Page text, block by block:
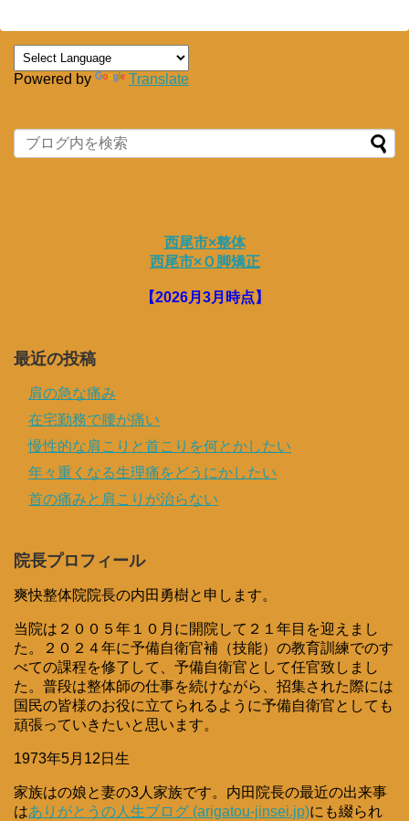
Powered by Translate
西尾市×整体
西尾市×Ｏ脚矯正
【2026月3月時点】
最近の投稿
肩の急な痛み
在宅勤務で腰が痛い
慢性的な肩こりと首こりを何とかしたい
年々重くなる生理痛をどうにかしたい
首の痛みと肩こりが治らない
院長プロフィール
爽快整体院院長の内田勇樹と申します。
当院は２００５年１０月に開院して２１年目を迎えまし
た。２０２４年に予備自衛官補（技能）の教育訓練でのす
べての課程を修了して、予備自衛官として任官致しまし
た。普段は整体師の仕事を続けながら、招集された際には
国民の皆様のお役に立てられるように予備自衛官としても
頑張っていきたいと思います。
1973年5月12日生
家族はの娘と妻の3人家族です。内田院長の最近の出来事
はありがとうの人生ブログ (arigatou-jinsei.jp)にも綴られ